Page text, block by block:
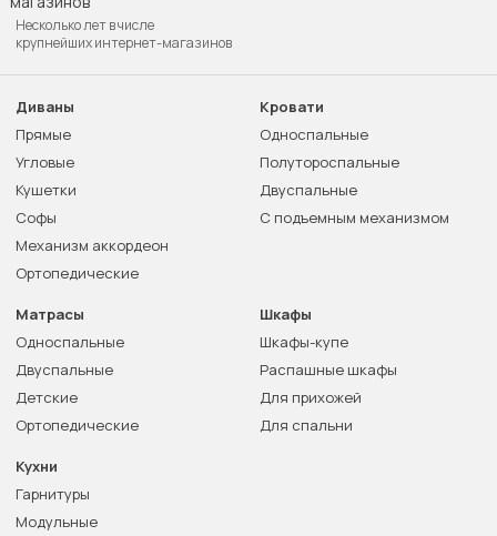
Несколько лет в числе
крупнейших интернет-магазинов
Диваны
Прямые
Угловые
Кушетки
Софы
Механизм аккордеон
Ортопедические
Кровати
Односпальные
Полутороспальные
Двуспальные
С подъемным механизмом
Матрасы
Односпальные
Двуспальные
Детские
Ортопедические
Шкафы
Шкафы-купе
Распашные шкафы
Для прихожей
Для спальни
Кухни
Гарнитуры
Модульные